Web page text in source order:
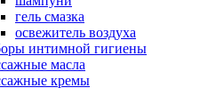
гель смазка
освежитель воздуха
интимной гигиены
масла
кремы